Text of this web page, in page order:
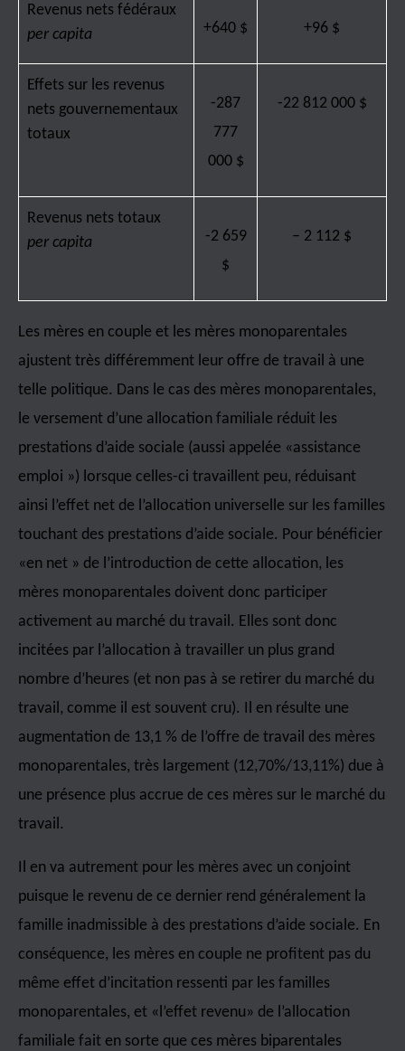
Revenus nets fédéraux
per capita
+640 $ +96 $
Effets sur les revenus
nets gouvernementaux
totaux
-287
777
000 $
-22 812 000 $
Revenus nets totaux
per capita
-2 659
$
– 2 112 $
Les mères en couple et les mères monoparentales
ajustent très différemment leur offre de travail à une
telle politique. Dans le cas des mères monoparentales,
le versement d’une allocation familiale réduit les
prestations d’aide sociale (aussi appelée «assistance
emploi ») lorsque celles-ci travaillent peu, réduisant
ainsi l’effet net de l’allocation universelle sur les familles
touchant des prestations d’aide sociale. Pour bénéficier
«en net » de l’introduction de cette allocation, les
mères monoparentales doivent donc participer
activement au marché du travail. Elles sont donc
incitées par l’allocation à travailler un plus grand
nombre d’heures (et non pas à se retirer du marché du
travail, comme il est souvent cru). Il en résulte une
augmentation de 13,1 % de l’offre de travail des mères
monoparentales, très largement (12,70%/13,11%) due à
une présence plus accrue de ces mères sur le marché du
travail.
Il en va autrement pour les mères avec un conjoint
puisque le revenu de ce dernier rend généralement la
famille inadmissible à des prestations d’aide sociale. En
conséquence, les mères en couple ne profitent pas du
même effet d’incitation ressenti par les familles
monoparentales, et «l’effet revenu» de l’allocation
familiale fait en sorte que ces mères biparentales